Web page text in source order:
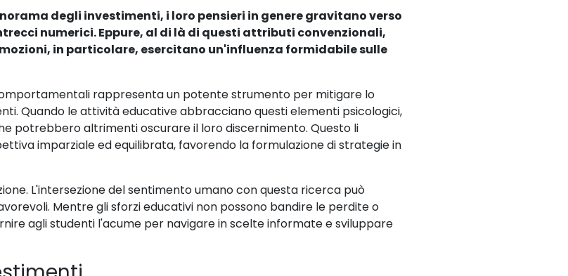
degli investimenti, i loro pensieri in genere gravitano verso
numerici. Eppure, al di là di questi attributi convenzionali,
in particolare, esercitano un'influenza formidabile sulle
rappresenta un potente strumento per mitigare lo
Quando le attività educative abbracciano questi elementi psicologici,
potrebbero altrimenti oscurare il loro discernimento. Questo li
imparziale ed equilibrata, favorendo la formulazione di strategie in
L'intersezione del sentimento umano con questa ricerca può
Mentre gli sforzi educativi non possono bandire le perdite o
agli studenti l'acume per navigare in scelte informate e sviluppare